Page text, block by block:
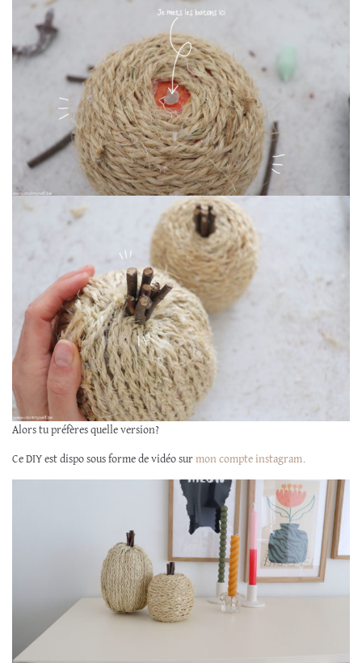
Alors tu préfères quelle version?
Ce DIY est dispo sous forme de vidéo sur mon compte instagram.